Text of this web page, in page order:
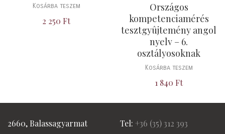
Kosárba teszem
2 250 Ft
Országos
kompetenciamérés
tesztgyûjtemény angol
nyelv – 6.
osztályosoknak
Kosárba teszem
1 840 Ft
2660, Balassagyarmat
Tel: +36 (35) 312 393